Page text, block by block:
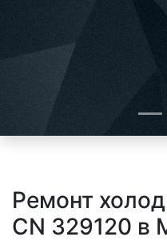
Ремонт
CN 329120 в